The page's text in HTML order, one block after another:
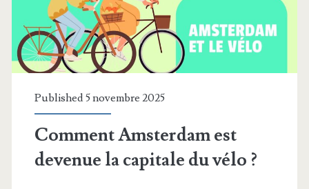
Published 5 novembre 2025
Comment Amsterdam est
devenue la capitale du vélo ?